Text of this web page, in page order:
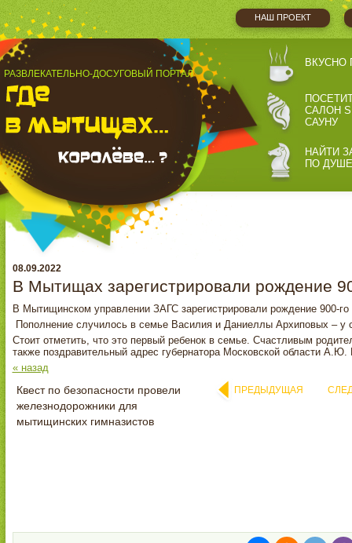
НАШ ПРОЕКТ
РАЗВЛЕКАТЕЛЬНО-ДОСУГОВЫЙ ПОРТАЛ
ВКУСНО
САЛОН
САУНУ
НАЙТИ
ПО ДУШЕ
08.09.2022
В Мытищах зарегистрировали рождение
В Мытищинском управлении ЗАГС зарегистрировали рождение 900-
Пополнение случилось в семье Василия и Даниеллы Архиповых – у
Стоит отметить, что это первый ребенок в семье. Счастливым
также поздравительный адрес губернатора Московской области А.Ю.
« назад
Квест по безопасности провели
железнодорожники для
мытищинских гимназистов
ПРЕДЫДУЩАЯ